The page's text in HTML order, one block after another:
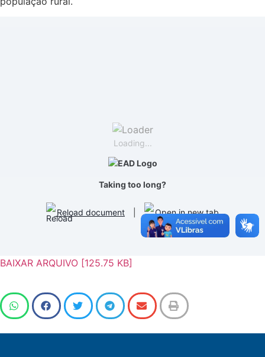
Loading...
Taking too long?
Reload document Open in new tab
BAIXAR ARQUIVO [125.75 KB]